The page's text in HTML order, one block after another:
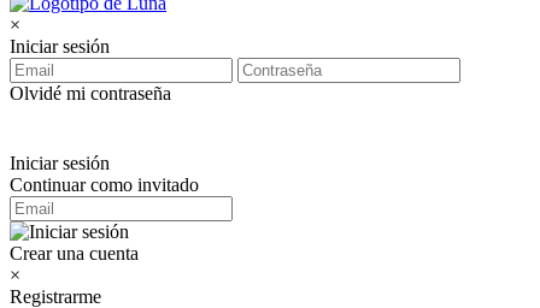
×
Iniciar sesión
Olvidé mi contraseña
Iniciar sesión
Continuar como invitado
Crear una cuenta
×
Registrarme